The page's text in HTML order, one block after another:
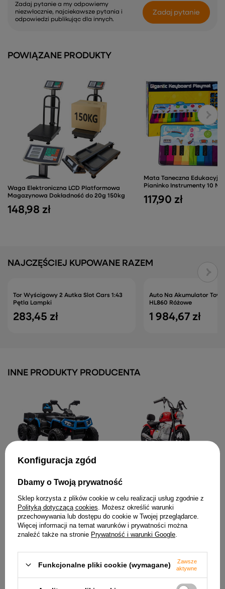
Zadaj pytanie a my odpowiemy
niezwłocznie, najciekawsze pytania i
odpowiedzi publikując dla innych.
Zadaj pytanie
POWIĄZANE PRODUKTY
Waga Elektroniczna LCD Platformowa
Magazynowa Dokładność do 20g 150kg
148,98 zł
Mata Taneczna
Pianinko Instrumenty 10
117,90 zł
NAJCZĘŚCIEJ KUPOWANE RAZEM
Tor Wyścigowy 2 Autka Slot Cars 1:43
Pętla Lampki
283,45 zł
Auto Na Akumulator
HL860 Różowe
1 984,67 zł
INNE PRODUKTY PRODUCENTA
Quad Na Akumulator ATV 6
4x4 Niebieski
1 146,87 zł
Konfiguracja zgód
Dbamy o Twoją prywatność
Sklep korzysta z plików cookie w celu realizacji usług zgodnie z
Polityką dotyczącą cookies . Możesz określić warunki
przechowywania lub dostępu do cookie w Twojej przeglądarce.
Więcej informacji na temat warunków i prywatności można
znaleźć także na stronie Prywatność i warunki Google
Funkcjonalne pliki cookie (wymagane)
Zawsze
aktywne